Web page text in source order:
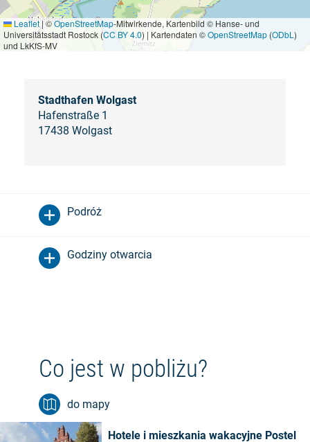
Leaflet |©OpenStreetMap-Mitwirkende, Kartenbild © Hanse- und
Universitätsstadt Rostock (CC BY 4.0) | Kartendaten ©OpenStreetMap (ODbL )
und LkKfS-MV
Stadthafen Wolgast
Hafenstraße 1
17438 Wolgast
Podróż
Godziny otwarcia
Co jest w pobliżu?
do mapy
Hotele i mieszkania wakacyjne Postel